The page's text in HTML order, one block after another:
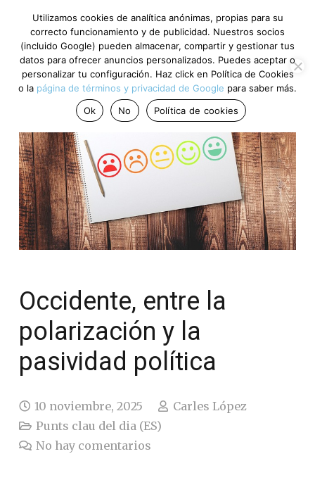
Occidente, entre la
polarización y la
pasividad política
10 noviembre, 2025
Carles López
Punts clau del dia (ES)
No hay comentarios
Utilizamos cookies de analítica anónimas, propias para su
correcto funcionamiento y de publicidad. Nuestros socios
(incluido Google) pueden almacenar, compartir y gestionar tus
datos para ofrecer anuncios personalizados. Puedes aceptar o
personalizar tu configuración. Haz click en Política de Cookies
o la página de términos y privacidad de Google para saber más.
Ok
No Política de cookies